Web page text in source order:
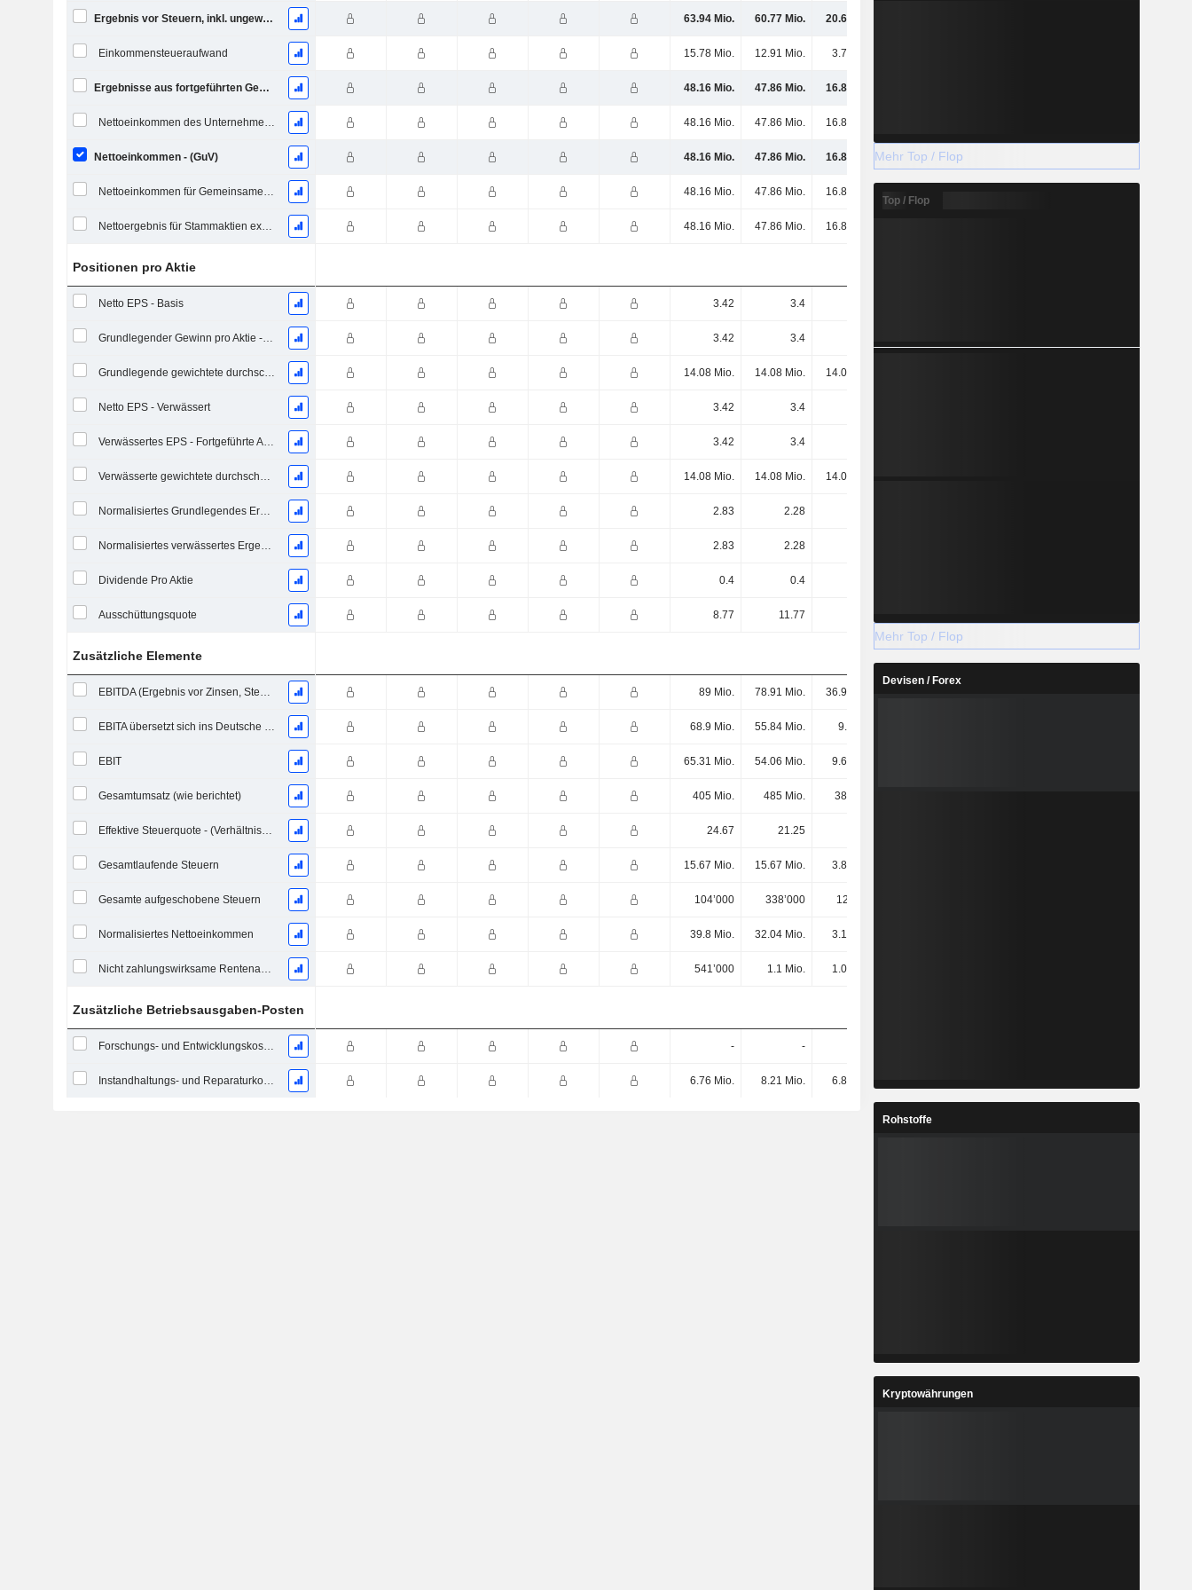
Ergebnis vor Steuern, inkl. ungewöhnliche Posten 63.94 Mio. 60.77 Mio. 20.65 Mio.
Einkommensteueraufwand 15.78 Mio. 12.91 Mio. 3.77 Mio.
Ergebnisse aus fortgeführten Geschäftstätigkeiten 48.16 Mio. 47.86 Mio. 16.88 Mio.
Nettoeinkommen des Unternehmens 48.16 Mio. 47.86 Mio. 16.88 Mio.
Nettoeinkommen - (GuV) 48.16 Mio. 47.86 Mio. 16.88 Mio. 19.32 Mio.
Nettoeinkommen für Gemeinsames einschließlich außerordentlicher Posten 48.16 Mio. 47.86 Mio. 16.88 Mio.
Nettoergebnis für Stammaktien exkl. außerordentliche Posten 48.16 Mio. 47.86 Mio. 16.88 Mio.
Positionen pro Aktie
Netto EPS - Basis 3.42 3.4
Grundlegender Gewinn pro Aktie - Fortlaufende Geschäftstätigkeit 3.42 3.4
Grundlegende gewichtete durchschnittliche ausstehende Aktien 14.08 Mio. 14.08 Mio. 14.08 Mio.
Netto EPS - Verwässert 3.42 3.4
Verwässertes EPS - Fortgeführte Aktivitäten 3.42 3.4
Verwässerte gewichtete durchschnittliche ausstehende Aktien 14.08 Mio. 14.08 Mio. 14.08 Mio.
Normalisiertes Grundlegendes Ergebnis je Aktie 2.83 2.28
Normalisiertes verwässertes Ergebnis pro Aktie 2.83 2.28
Dividende Pro Aktie 0.4 0.4
Ausschüttungsquote 8.77 11.77
Zusätzliche Elemente
EBITDA (Ergebnis vor Zinsen, Steuern, Abschreibungen auf immaterielle Vermögenswerte und Sachanlagen) 89 Mio. 78.91 Mio. 36.93 Mio.
EBITA übersetzt sich ins Deutsche als "Ergebnis vor Zinsen, Steuern und Abschreibungen". 68.9 Mio. 55.84 Mio. 9.9 Mio.
EBIT 65.31 Mio. 54.06 Mio. 9.62 Mio.
Gesamtumsatz (wie berichtet) 405 Mio. 485 Mio. 380 Mio.
Effektive Steuerquote - (Verhältniszahl) 24.67 21.25
Gesamtlaufende Steuern 15.67 Mio. 15.67 Mio. 3.89 Mio.
Gesamte aufgeschobene Steuern 104’000 338’000 122’000
Normalisiertes Nettoeinkommen 39.8 Mio. 32.04 Mio. 3.16 Mio.
Nicht zahlungswirksame Rentenaufwendungen 541’000 1.1 Mio. 1.04 Mio.
Zusätzliche Betriebsausgaben-Posten
Forschungs- und Entwicklungskosten aus Fußnoten - -
Instandhaltungs- und Reparaturkosten, Gesamt 6.76 Mio. 8.21 Mio. 6.88 Mio.
Mehr Top / Flop
Top / Flop
Mehr Top / Flop
Devisen / Forex
Rohstoffe
Kryptowährungen